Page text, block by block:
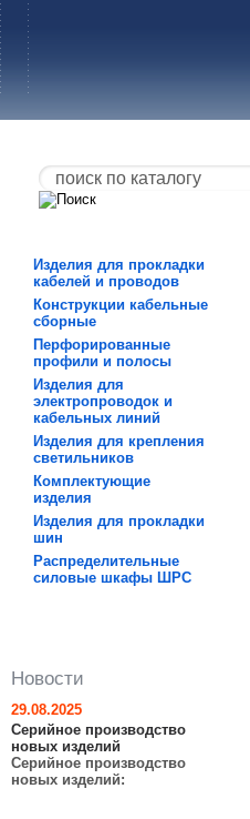
Изделия для прокладки
кабелей и проводов
Конструкции кабельные
сборные
Перфорированные
профили и полосы
Изделия для
электропроводок и
кабельных линий
Изделия для крепления
светильников
Комплектующие
изделия
Изделия для прокладки
шин
Распределительные
силовые шкафы ШРC
Новости
29.08.2025
Серийное производство
новых изделий
Серийное производство
новых изделий: